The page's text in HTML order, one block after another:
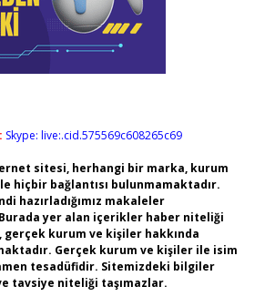
Skype: live:.cid.575569c608265c69
sitesi, herhangi bir marka, kurum
hiçbir bağlantısı bulunmamaktadır.
hazırladığımız makaleler
yer alan içerikler haber niteliği
gerçek kurum ve kişiler hakkında
Gerçek kurum ve kişiler ile isim
tesadüfidir. Sitemizdeki bilgiler
tavsiye niteliği taşımazlar.